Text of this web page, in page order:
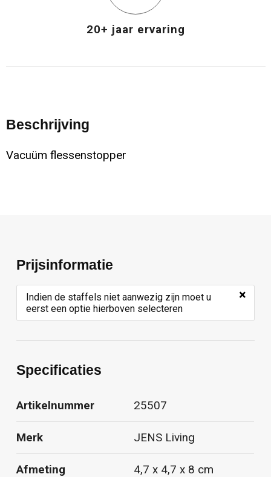
20+ jaar ervaring
Beschrijving
Vacuüm flessenstopper
Prijsinformatie
Indien de staffels niet aanwezig zijn moet u
eerst een optie hierboven selecteren
×
Specificaties
Artikelnummer 25507
Merk JENS Living
Afmeting 4,7 x 4,7 x 8 cm